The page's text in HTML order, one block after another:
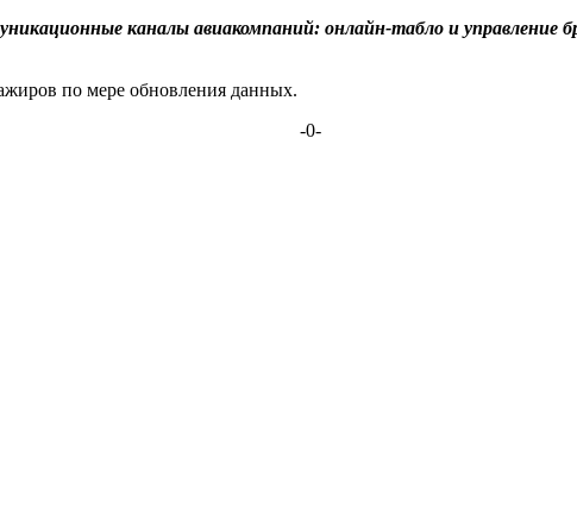
каналы авиакомпаний: онлайн-табло и управление
по мере обновления данных.
-0-